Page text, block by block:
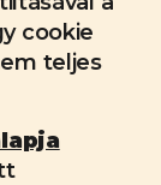
cookie
teljes